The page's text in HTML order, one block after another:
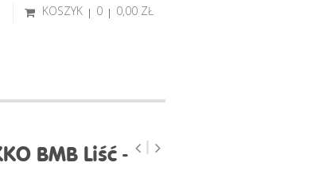
KOSZYK 0 0,00 ‎ZŁ
BMB Liść -